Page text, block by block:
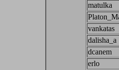
matulka
vankatas
dalisha_a
dcanem
erlo